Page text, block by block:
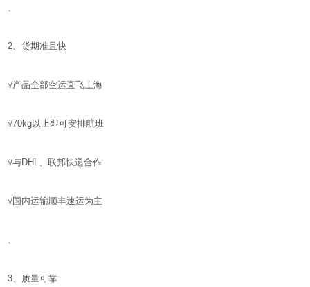
、
2、货期准且快
√产品全部空运直飞上海
√70kg以上即可安排航班
√与DHL、联邦快递合作
√国内运输顺丰速运为主
、
3、质量可靠